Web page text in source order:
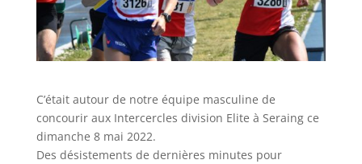
C’était autour de notre équipe masculine de
concourir aux Intercercles division Elite à Seraing ce
dimanche 8 mai 2022.
Des désistements de dernières minutes pour